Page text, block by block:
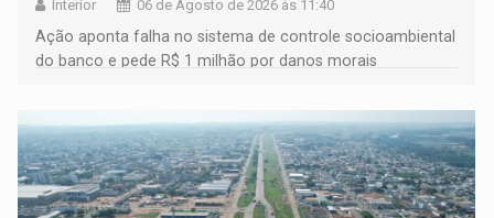
Interior 06 de Agosto de 2026 às 11:40
Ação aponta falha no sistema de controle socioambiental
do banco e pede R$ 1 milhão por danos morais